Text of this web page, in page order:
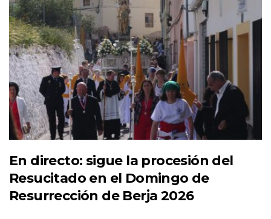
En directo: sigue la procesión del
Resucitado en el Domingo de
Resurrección de Berja 2026